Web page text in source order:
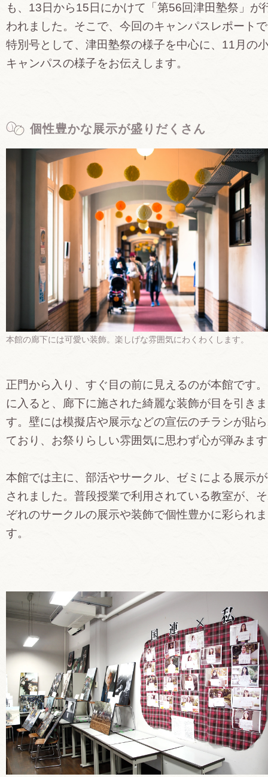
も、13日から15日にかけて「第56回津田塾祭」が
われました。そこで、今回のキャンパスレポート
特別号として、津田塾祭の様子を中心に、11月の
キャンパスの様子をお伝えします。
個性豊かな展示が盛りだくさん
本館の廊下には可愛い装飾。楽しげな雰囲気にわくわくします。
正門から入り、すぐ目の前に見えるのが本館です
に入ると、廊下に施された綺麗な装飾が目を引きま
す。壁には模擬店や展示などの宣伝のチラシが貼
ており、お祭りらしい雰囲気に思わず心が弾みま
本館では主に、部活やサークル、ゼミによる展示
されました。普段授業で利用されている教室が、
ぞれのサークルの展示や装飾で個性豊かに彩られま
す。